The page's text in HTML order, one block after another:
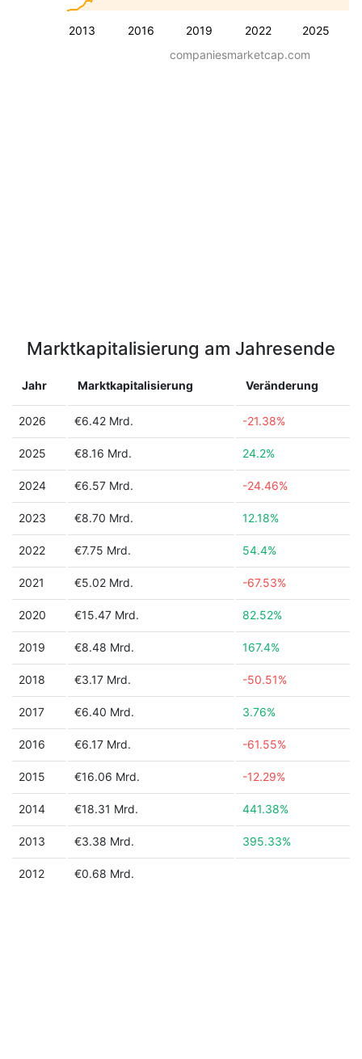
2013 2016 2019 2022 2025
companiesmarketcap.com
Marktkapitalisierung am Jahresende
Jahr Marktkapitalisierung Veränderung
2026 €6.42 Mrd. -21.38%
2025 €8.16 Mrd. 24.2%
2024 €6.57 Mrd. -24.46%
2023 €8.70 Mrd. 12.18%
2022 €7.75 Mrd. 54.4%
2021 €5.02 Mrd. -67.53%
2020 €15.47 Mrd. 82.52%
2019 €8.48 Mrd. 167.4%
2018 €3.17 Mrd. -50.51%
2017 €6.40 Mrd. 3.76%
2016 €6.17 Mrd. -61.55%
2015 €16.06 Mrd. -12.29%
2014 €18.31 Mrd. 441.38%
2013 €3.38 Mrd. 395.33%
2012 €0.68 Mrd.